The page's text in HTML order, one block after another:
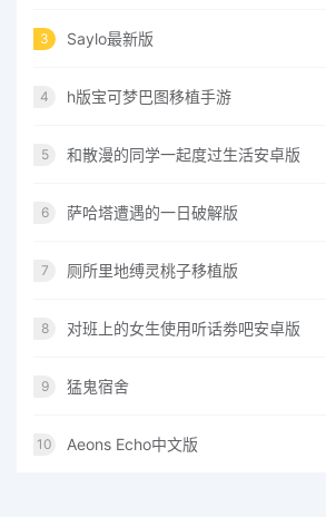
3 Saylo最新版
4 h版宝可梦巴图移植手游
5 和散漫的同学一起度过生活安卓版
6 萨哈塔遭遇的一日破解版
7 厕所里地缚灵桃子移植版
8 对班上的女生使用听话劵吧安卓版
9 猛鬼宿舍
10 Aeons Echo中文版